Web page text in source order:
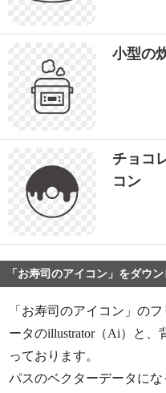
小型の
チョコ
コン
「お寿司のアイコン」をダウ
「お寿司のアイコン」の
ータのillustrator（Ai）と、
っております。
パスのベクターデータに